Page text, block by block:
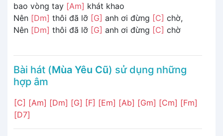
bao vòng tay [Am] khát khao
Nên [Dm] thôi đã lỡ [G] anh ơi đừng [C] chờ,
Nên [Dm] thôi đã lỡ [G] anh ơi đừng [C] chờ
Bài hát (Mùa Yêu Cũ) sử dụng những
hợp âm
[C] [Am] [Dm] [G] [F] [Em] [Ab] [Gm] [Cm] [Fm]
[D7]